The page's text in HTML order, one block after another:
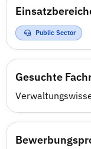
Public Sector
Gesuchte